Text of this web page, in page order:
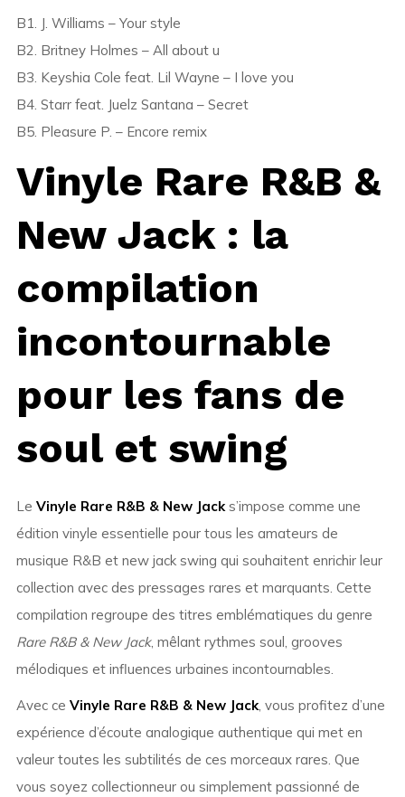
B1. J. Williams – Your style
B2. Britney Holmes – All about u
B3. Keyshia Cole feat. Lil Wayne – I love you
B4. Starr feat. Juelz Santana – Secret
B5. Pleasure P. – Encore remix
Vinyle Rare R&B &
New Jack : la
compilation
incontournable
pour les fans de
soul et swing
Le Vinyle Rare R&B & New Jacks’impose comme une
édition vinyle essentielle pour tous les amateurs de
musique R&B et new jack swing qui souhaitent enrichir leur
collection avec des pressages rares et marquants. Cette
compilation regroupe des titres emblématiques du genre
Rare R&B & New Jack, mêlant rythmes soul, grooves
mélodiques et influences urbaines incontournables.
Avec ce Vinyle Rare R&B & New Jack, vous profitez d’une
expérience d’écoute analogique authentique qui met en
valeur toutes les subtilités de ces morceaux rares. Que
vous soyez collectionneur ou simplement passionné de